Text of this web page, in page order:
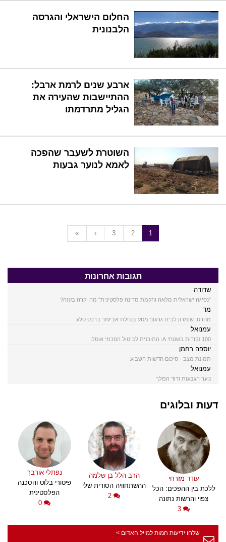
החלום הישראלי והגרסה
הלבנונית
ארבע שנים לרמת ארבל:
ההתיישבות שהעירה את
הגליל מתרדמתו
השוטרת לשעבר שהפכה
לאמא לנוער גבעות
1
2
3
‹
«
תגובות אחרונות
שדודה
"נסיגה ישראלית מלאה והקמת מדינה פלסטינית" מה יקרה בעזה?
מד
מחרסי שומרון לבית גדעון: מסע בנחלת אביעזר ברכס סלע
עמנואל
100 נקודות בשטחי A: התוכנית לביטול הסכמי אוסלו
יוספה רחמן
תמונת מצב - סיכום חדשות השבוע
עמנואל
נוער הגבעות ודוד המלך
דעות ובלוגים
עודד מזרחי
ללכת בין ההפכים: הכל
צפוי והרשות נתונה
3
הרב הלל בן שלמה
ההשתחוויה הסודית שלי
2
נפתלי אורבך
פיטורי בלוט והסכנה
הפלסטינית
0
שלחו ידיעות חמות למייל האדום >